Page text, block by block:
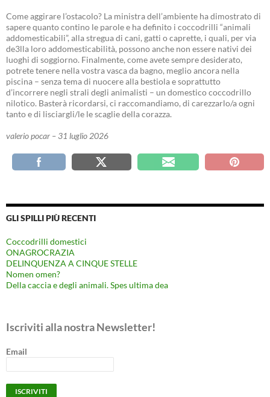
Come aggirare l’ostacolo? La ministra dell’ambiente ha dimostrato di
sapere quanto contino le parole e ha definito i coccodrilli “animali
addomesticabili”, alla stregua di cani, gatti o caprette, i quali, per via
de3lla loro addomesticabilità, possono anche non essere nativi dei
luoghi di soggiorno. Finalmente, come avete sempre desiderato,
potrete tenere nella vostra vasca da bagno, meglio ancora nella
piscina – senza tema di nuocere alla bestiola e soprattutto
d’incorrere negli strali degli animalisti – un domestico coccodrillo
nilotico. Basterà ricordarsi, ci raccomandiamo, di carezzarlo/a ogni
tanto e di lisciargli/le le scaglie della corazza.
valerio pocar – 31 luglio 2026
GLI SPILLI PIÙ RECENTI
Coccodrilli domestici
ONAGROCRAZIA
DELINQUENZA A CINQUE STELLE
Nomen omen?
Della caccia e degli animali. Spes ultima dea
Iscriviti alla nostra Newsletter!
Email